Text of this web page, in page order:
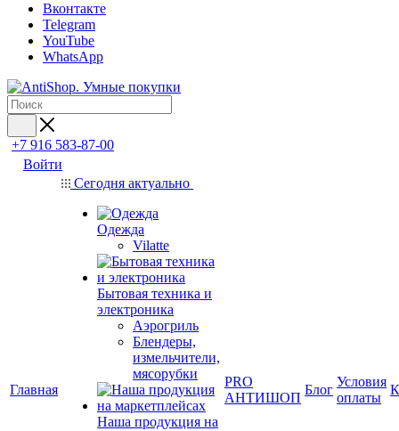
Вконтакте
Telegram
YouTube
WhatsApp
+7 916 583-87-00
Войти
Главная
Сегодня актуально
Одежда
Vilatte
Бытовая техника и
электроника
Аэрогриль
Блендеры,
измельчители,
мясорубки
Наша продукция на
PRO
АНТИШОП
Блог
Условия
оплаты